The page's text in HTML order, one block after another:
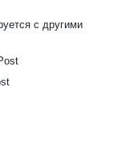
с другими